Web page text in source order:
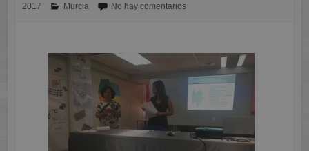
2017
Murcia No hay comentarios